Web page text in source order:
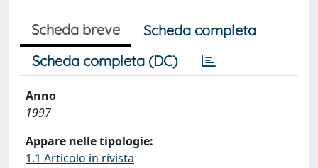
Scheda breve
Scheda completa
Scheda completa (DC)
Anno
1997
Appare nelle tipologie:
1.1 Articolo in rivista